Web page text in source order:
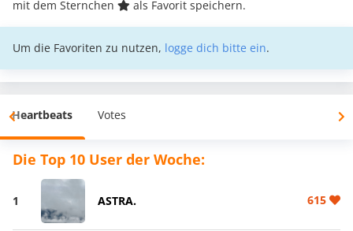
mit dem Sternchen
als Favorit speichern.
Um die Favoriten zu nutzen, logge dich bitte ein.
Heartbeats Votes
Die Top 10 User der Woche:
1 ASTRA. 615